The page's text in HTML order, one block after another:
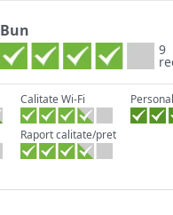
Bun
9
Calitate Wi-Fi Personal
Raport calitate/pret